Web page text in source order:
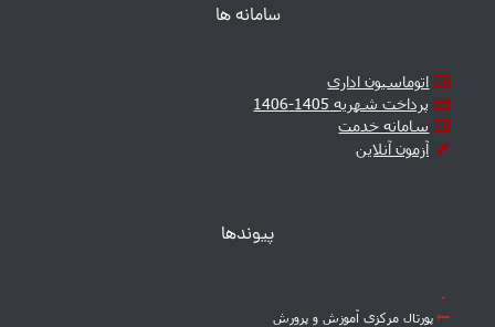
سامانه ها
اتوماسیون اداری
پرداخت شهریه 1405-1406
سامانه خدمت
آزمون آنلاین
پیوندها
پورتال مرکزی آموزش و پرورش